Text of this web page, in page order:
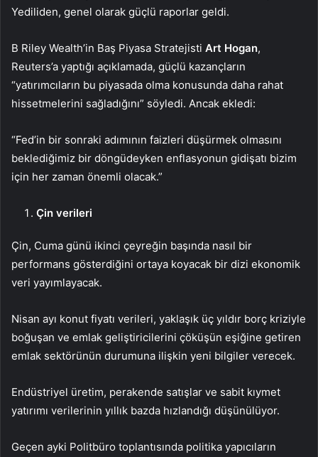
Yediliden, genel olarak güçlü raporlar geldi.
B Riley Wealth’in Baş Piyasa Stratejisti Art Hogan,
Reuters’a yaptığı açıklamada, güçlü kazançların
“yatırımcıların bu piyasada olma konusunda daha rahat
hissetmelerini sağladığını” söyledi. Ancak ekledi:
“Fed’in bir sonraki adımının faizleri düşürmek olmasını
beklediğimiz bir döngüdeyken enflasyonun gidişatı bizim
için her zaman önemli olacak.”
Çin verileri
Çin, Cuma günü ikinci çeyreğin başında nasıl bir
performans gösterdiğini ortaya koyacak bir dizi ekonomik
veri yayımlayacak.
Nisan ayı konut fiyatı verileri, yaklaşık üç yıldır borç kriziyle
boğuşan ve emlak geliştiricilerini çöküşün eşiğine getiren
emlak sektörünün durumuna ilişkin yeni bilgiler verecek.
Endüstriyel üretim, perakende satışlar ve sabit kıymet
yatırımı verilerinin yıllık bazda hızlandığı düşünülüyor.
Geçen ayki Politbüro toplantısında politika yapıcıların